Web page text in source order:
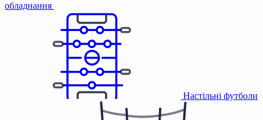
обладнання
Настільні футболи